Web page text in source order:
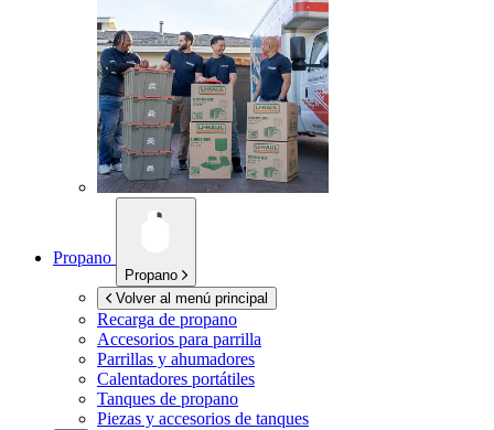
Propano
Propano
Volver al menú principal
Recarga de propano
Accesorios para parrilla
Parrillas y ahumadores
Calentadores portátiles
Tanques de propano
Piezas y accesorios de tanques